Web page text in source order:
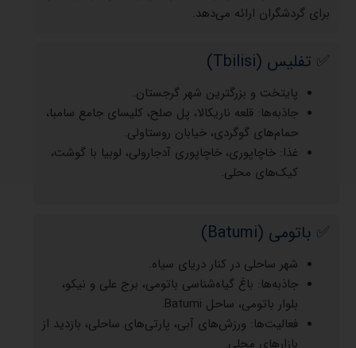
برای گردشگران ارائه می‌دهد.
✅ تفلیس (Tbilisi)
پایتخت و بزرگترین شهر گرجستان.
جاذبه‌ها: قلعه ناریکالا، پل صلح، کلیسای جامع سامبا،
حمام‌های گوگردی، خیابان روستاولی.
غذا: خاچاپوری، خاچاپوری آدجارولی، لوبیا با گوشت،
کیک‌های محلی.
✅ باتومی (Batumi)
شهر ساحلی در کنار دریای سیاه.
جاذبه‌ها: باغ گیاه‌شناسی باتومی، برج علی و نیکو،
بلوار باتومی، ساحل Batumi.
فعالیت‌ها: ورزش‌های آبی، پارتی‌های ساحلی، بازدید از